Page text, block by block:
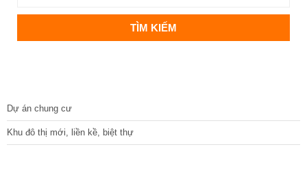
Dự án chung cư
Khu đô thị mới, liền kề, biệt thự